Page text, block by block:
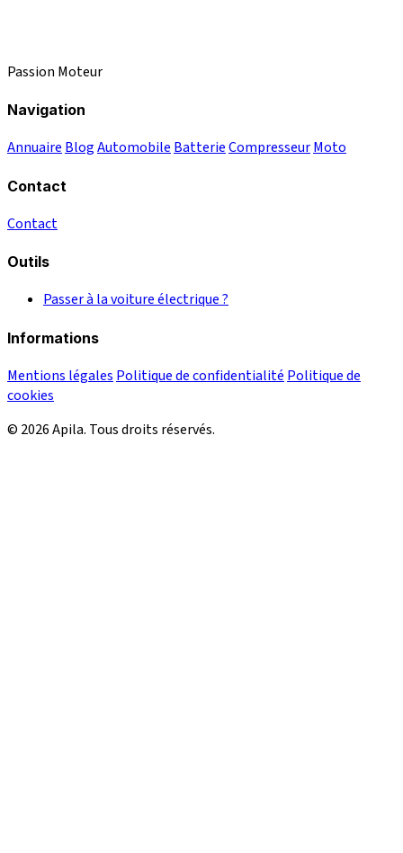
Passion Moteur
Navigation
Annuaire BlogAutomobile BatterieCompresseurMoto
Contact
Contact
Outils
Passer à la voiture électrique ?
Informations
Mentions légales Politique de confidentialité Politique de
cookies
© 2026 Apila. Tous droits réservés.